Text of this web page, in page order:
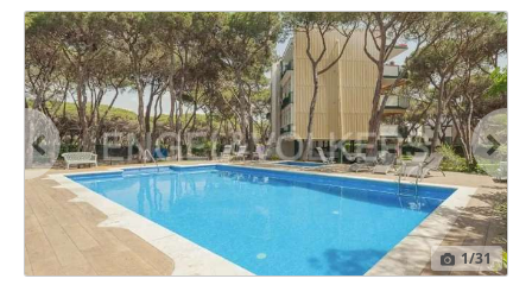
1/31